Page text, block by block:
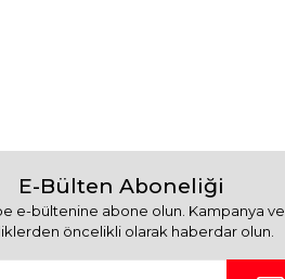
E-Bülten Aboneliği
e-bültenine abone olun. Kampanya ve
öncelikli olarak haberdar olun.